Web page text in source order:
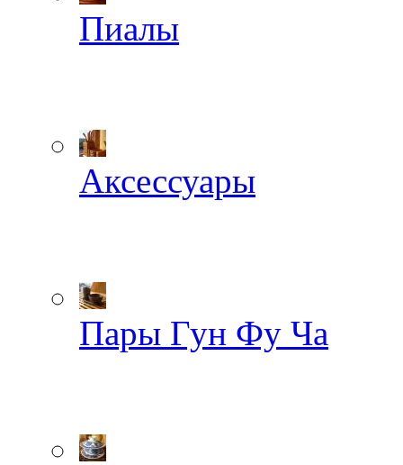
Пиалы
Аксессуары
Пары Гун Фу Ча